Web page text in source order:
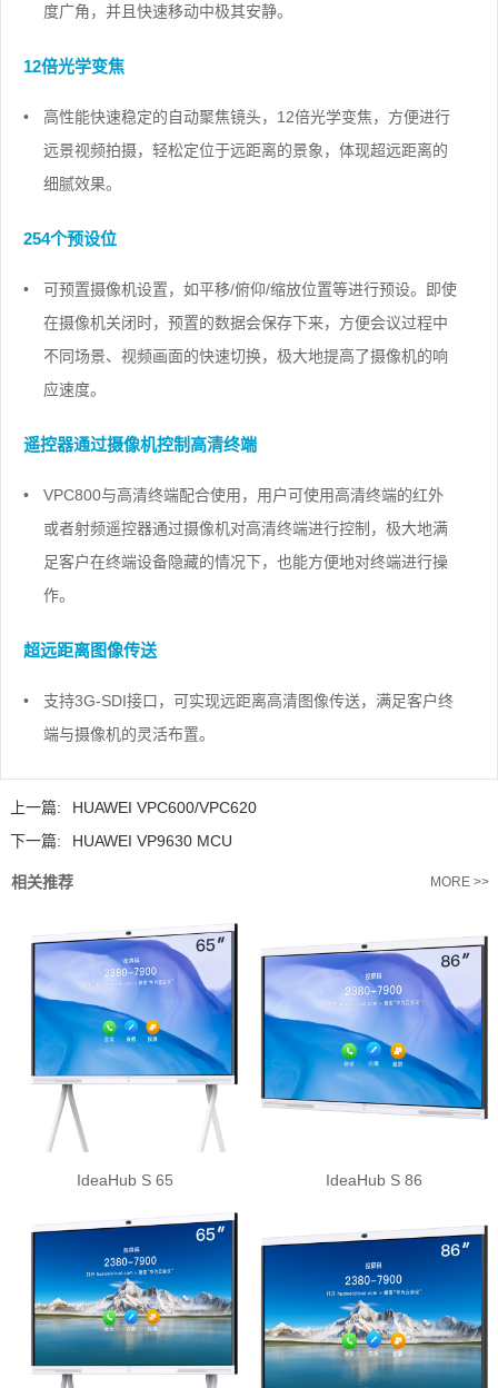
度广角，并且快速移动中极其安静。
12倍光学变焦
•
高性能快速稳定的自动聚焦镜头，12倍光学变焦，方便进行
远景视频拍摄，轻松定位于远距离的景象，体现超远距离的
细腻效果。
254个预设位
•
可预置摄像机设置，如平移/俯仰/缩放位置等进行预设。即使
在摄像机关闭时，预置的数据会保存下来，方便会议过程中
不同场景、视频画面的快速切换，极大地提高了摄像机的响
应速度。
遥控器通过摄像机控制高清终端
•
VPC800与高清终端配合使用，用户可使用高清终端的红外
或者射频遥控器通过摄像机对高清终端进行控制，极大地满
足客户在终端设备隐藏的情况下，也能方便地对终端进行操
作。
超远距离图像传送
•
支持3G-SDI接口，可实现远距离高清图像传送，满足客户终
端与摄像机的灵活布置。
上一篇:
HUAWEI VPC600/VPC620
下一篇:
HUAWEI VP9630 MCU
相关推荐 MORE >>
IdeaHub S 65 IdeaHub S 86